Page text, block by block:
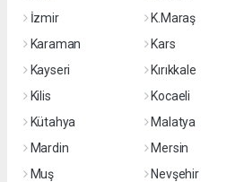
İzmir
K.Maraş
Karaman
Kars
Kayseri
Kırıkkale
Kilis
Kocaeli
Kütahya
Malatya
Mardin
Mersin
Muş
Nevşehir